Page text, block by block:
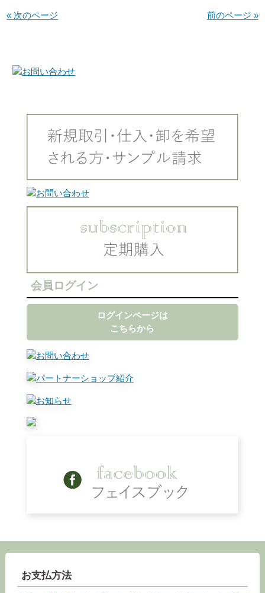
« 次のページ 前のページ »
会員ログイン
ログインページは
こちらから
お支払方法